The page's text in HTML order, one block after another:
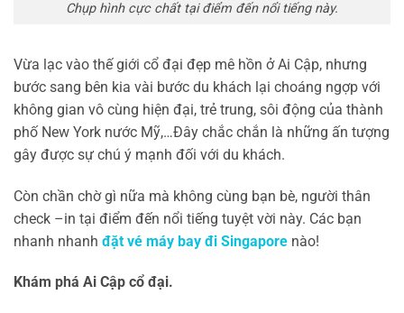
Chụp hình cực chất tại điểm đến nổi tiếng này.
Vừa lạc vào thế giới cổ đại đẹp mê hồn ở Ai Cập, nhưng
bước sang bên kia vài bước du khách lại choáng ngợp với
không gian vô cùng hiện đại, trẻ trung, sôi động của thành
phố New York nước Mỹ,…Đây chắc chắn là những ấn tượng
gây được sự chú ý mạnh đối với du khách.
Còn chần chờ gì nữa mà không cùng bạn bè, người thân
check –in tại điểm đến nổi tiếng tuyệt vời này. Các bạn
nhanh nhanh đặt vé máy bay đi Singapore nào!
Khám phá Ai Cập cổ đại.